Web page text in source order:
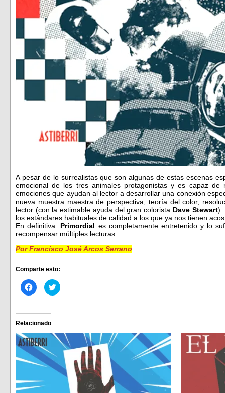
A pesar de lo surrealistas que son algunas de estas escenas
emocional de los tres animales protagonistas y es capaz de
emociones que ayudan al lector a desarrollar una conexión
nueva muestra maestra de perspectiva, teoría del color,
lector (con la estimable ayuda del gran colorista Dave Stewart).
los estándares habituales de calidad a los que ya nos tienen
En definitiva: Primordial es completamente entretenido y lo
recompensar múltiples lecturas.
Por Francisco José Arcos Serrano
Comparte esto:
Haz
clic
Facebook
(Se
abre
en
una
ventana
nueva)
Haz
clic
en
una
ventana
nueva)
Relacionado